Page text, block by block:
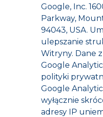
Google, Inc.
Parkway,
94043, USA.
ulepszanie
Witryny. Dane
Google
polityki
Google
wyłącznie
adresy IP